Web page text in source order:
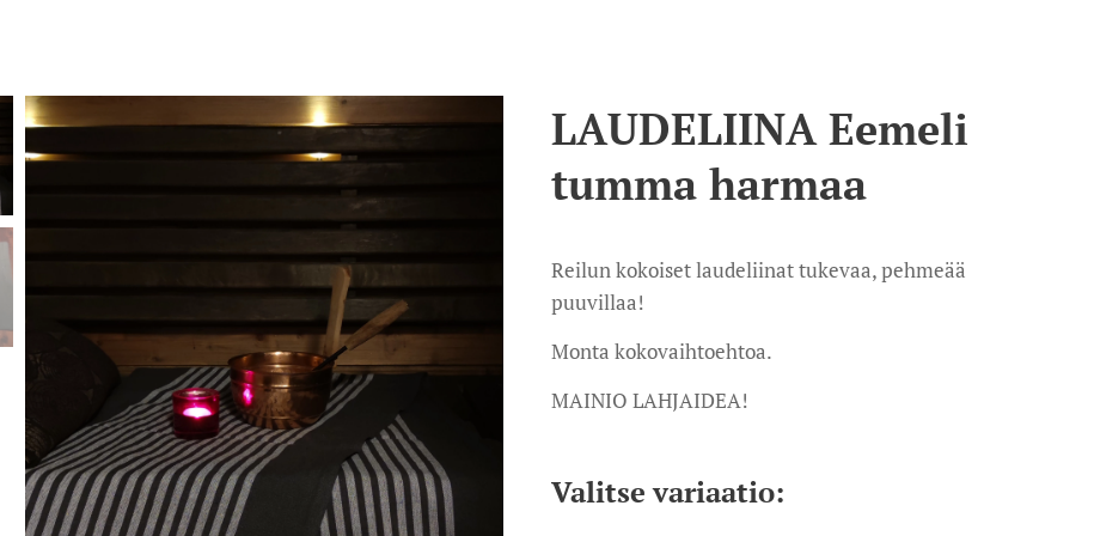
LAUDELIINA Eemeli
tumma harmaa
Reilun kokoiset laudeliinat tukevaa, pehmeää
puuvillaa!
Monta kokovaihtoehtoa.
MAINIO LAHJAIDEA!
Valitse variaatio: